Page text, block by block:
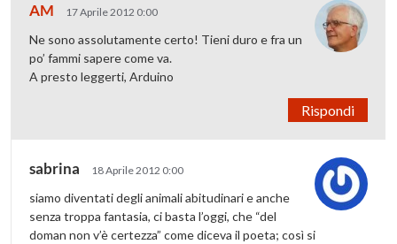
AM 17 Aprile 2012 0:00
Ne sono assolutamente certo! Tieni duro e fra un
po’ fammi sapere come va.
A presto leggerti, Arduino
Rispondi
sabrina 18 Aprile 2012 0:00
siamo diventati degli animali abitudinari e anche
senza troppa fantasia, ci basta l’oggi, che “del
doman non v’è certezza” come diceva il poeta; così si